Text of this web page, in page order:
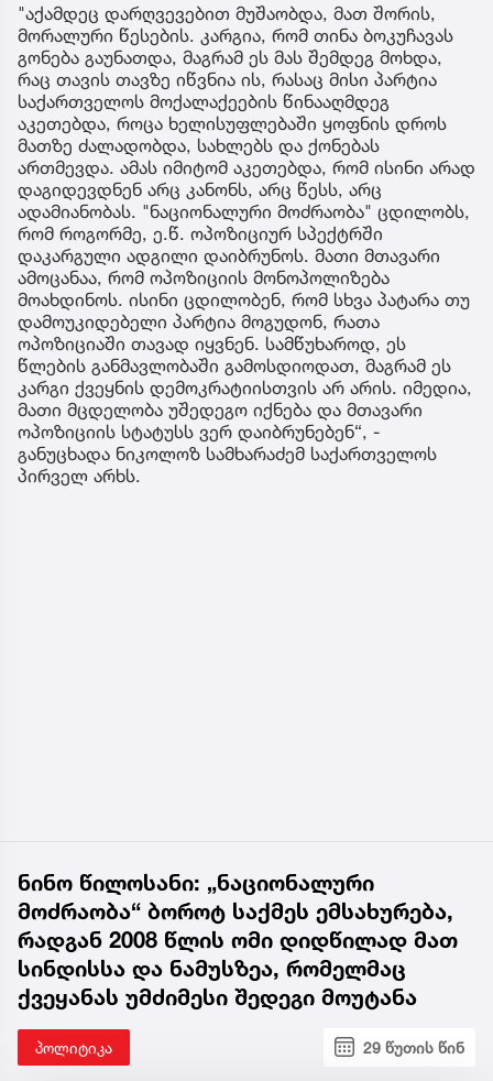
"აქამდეც დარღვევებით მუშაობდა, მათ შორის,
მორალური წესების. კარგია, რომ თინა ბოკუჩავას
გონება გაუნათდა, მაგრამ ეს მას შემდეგ მოხდა,
რაც თავის თავზე იწვნია ის, რასაც მისი პარტია
საქართველოს მოქალაქეების წინააღმდეგ
აკეთებდა, როცა ხელისუფლებაში ყოფნის დროს
მათზე ძალადობდა, სახლებს და ქონებას
ართმევდა. ამას იმიტომ აკეთებდა, რომ ისინი არად
დაგიდევდნენ არც კანონს, არც წესს, არც
ადამიანობას. "ნაციონალური მოძრაობა" ცდილობს,
რომ როგორმე, ე.წ. ოპოზიციურ სპექტრში
დაკარგული ადგილი დაიბრუნოს. მათი მთავარი
ამოცანაა, რომ ოპოზიციის მონოპოლიზება
მოახდინოს. ისინი ცდილობენ, რომ სხვა პატარა თუ
დამოუკიდებელი პარტია მოგუდონ, რათა
ოპოზიციაში თავად იყვნენ. სამწუხაროდ, ეს
წლების განმავლობაში გამოსდიოდათ, მაგრამ ეს
კარგი ქვეყნის დემოკრატიისთვის არ არის. იმედია,
მათი მცდელობა უშედეგო იქნება და მთავარი
ოპოზიციის სტატუსს ვერ დაიბრუნებენ“, -
განუცხადა ნიკოლოზ სამხარაძემ საქართველოს
პირველ არხს.
ნინო წილოსანი: „ნაციონალური
მოძრაობა“ ბოროტ საქმეს ემსახურება,
რადგან 2008 წლის ომი დიდწილად მათ
სინდისსა და ნამუსზეა, რომელმაც
ქვეყანას უმძიმესი შედეგი მოუტანა
პოლიტიკა 29 წუთის წინ